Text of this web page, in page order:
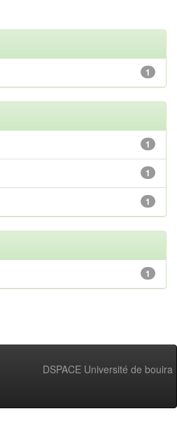
1
1
1
1
1
DSPACE Université de bouira